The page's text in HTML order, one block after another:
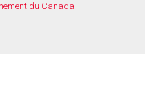
du Canada